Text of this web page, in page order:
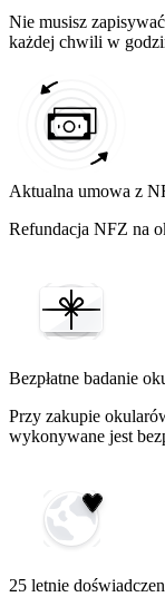
Nie musisz
każdej chwili w
Aktualna umowa z
Refundacja NFZ na
Bezpłatne badanie
Przy zakupie
wykonywane jest
25 letnie